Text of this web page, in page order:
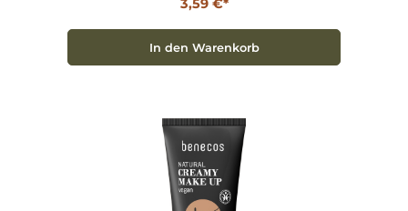
Anwendung – ideal für den Alltag. Gönnen Sie Ihrer
Haut den ebenmäßigen Look, den sie verdient.
3,59 €*
In den Warenkorb